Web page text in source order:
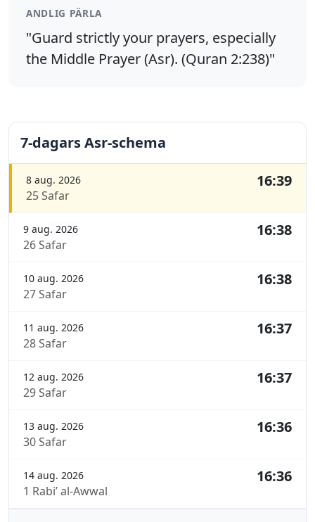
ANDLIG PÄRLA
"Guard strictly your prayers, especially
the Middle Prayer (Asr). (Quran 2:238)"
7-dagars Asr-schema
8 aug. 2026
25 Safar
16:39
9 aug. 2026
26 Safar
16:38
10 aug. 2026
27 Safar
16:38
11 aug. 2026
28 Safar
16:37
12 aug. 2026
29 Safar
16:37
13 aug. 2026
30 Safar
16:36
14 aug. 2026
1 Rabi’ al-Awwal
16:36